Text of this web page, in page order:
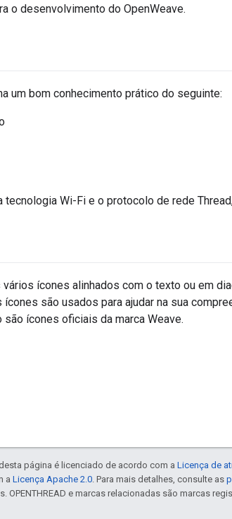
o desenvolvimento do OpenWeave.
um bom conhecimento prático do seguinte:
Wi-Fi e o protocolo de rede
ícones alinhados com o texto ou em
são usados ​​para ajudar na sua
ícones oficiais da marca Weave.
página é licenciado de acordo com a Licença de
a Licença Apache 2.0. Para mais detalhes, consulte as
OPENTHREAD e marcas relacionadas são marcas